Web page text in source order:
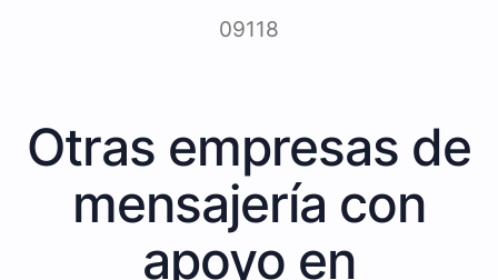
09118
Otras empresas de
mensajería con
apoyo en